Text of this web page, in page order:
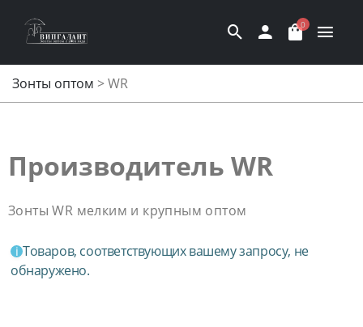
0
Зонты оптом >WR
Производитель WR
Зонты WR мелким и крупным оптом
Товаров, соответствующих вашему запросу, не
обнаружено.